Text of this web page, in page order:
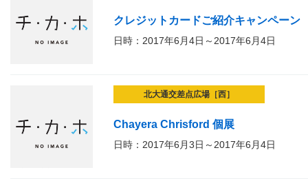
クレジットカードご紹介キャンペーン
日時：2017年6月4日～2017年6月4日
北大通交差点広場［西］
Chayera Chrisford 個展
日時：2017年6月3日～2017年6月4日